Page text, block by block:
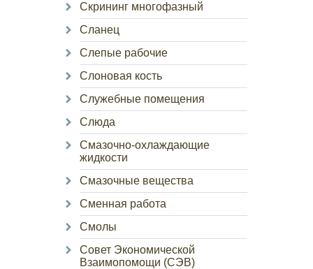
Скрининг многофазный
Сланец
Слепые рабочие
Слоновая кость
Служебные помещения
Слюда
Смазочно-охлаждающие
жидкости
Смазочные вещества
Сменная работа
Смолы
Совет Экономической
Взаимопомощи (СЭВ)